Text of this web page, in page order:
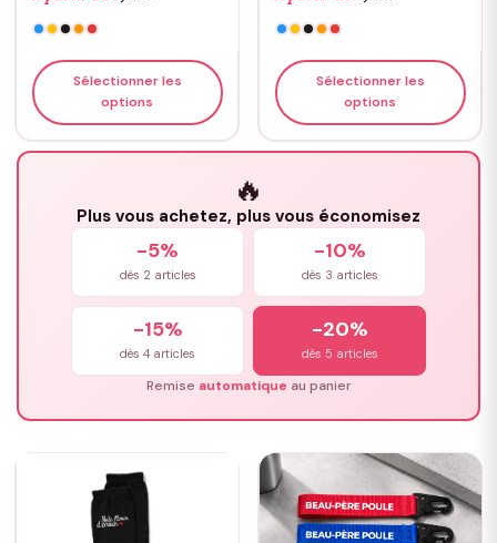
Sélectionner les
options
Sélectionner les
options
🔥
Plus vous achetez, plus vous économisez
-5%
dès 2 articles
-10%
dès 3 articles
-15%
dès 4 articles
-20%
dès 5 articles
Remise automatique au panier